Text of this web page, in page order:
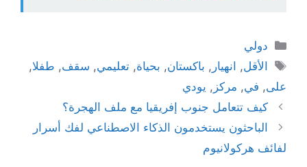
التصنيفات
دولي
الوسوم
الأقل, انهيار , باكستان, بحياة,تعليمي, سقف, طفلا,
على, في, مركز , يودي
كيف تتعامل جنوب إفريقيا مع ملف الهجرة؟
الباحثون يستخدمون الذكاء الاصطناعي لفك أسرار
لفائف هركولانيوم